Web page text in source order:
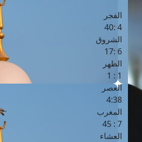
الفجر
4 :40
الشروق
6 :17
الظهر
1 : 1
العصر
4:38
المغرب
7 : 45
العشاء